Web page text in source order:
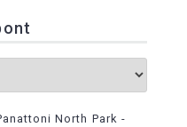
North Park -